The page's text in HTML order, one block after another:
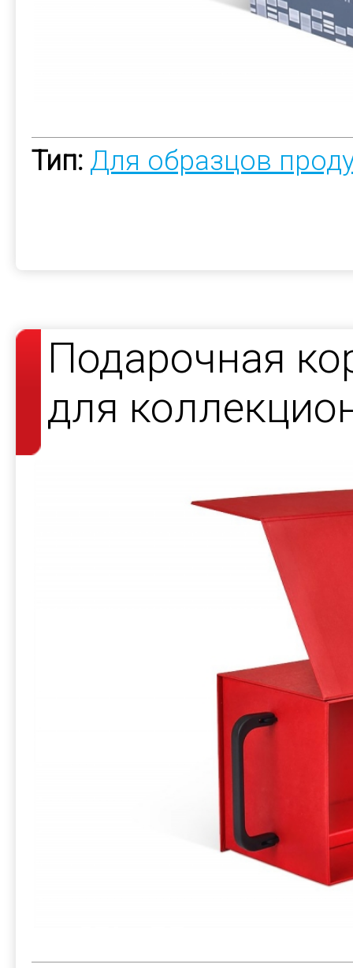
Тип: Для образцов
Подарочная
для